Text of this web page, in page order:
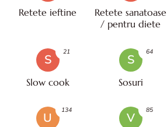
Retete ieftine
Retete sanatoase
/ pentru diete
S
Slow cook
21
S
Sosuri
64
U
134
V
85